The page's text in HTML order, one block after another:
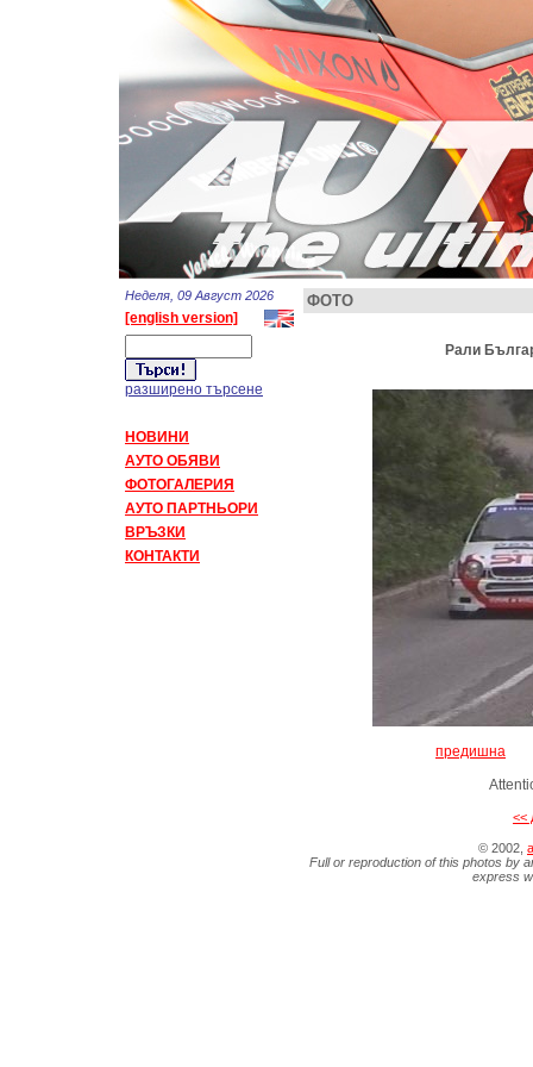
Неделя, 09 Август 2026
[english version]
разширено търсене
НОВИНИ
АУТО ОБЯВИ
ФОТОГАЛЕРИЯ
АУТО ПАРТНЬОРИ
ВРЪЗКИ
КОНТАКТИ
ФОТО
Рали
предишна
<<
© 2002,
Full or reproduction of this photos by
express